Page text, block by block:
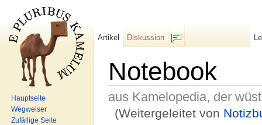
Notebook
aus Kamelopedia, der
(Weitergeleitet von
Artikel
Diskussion
Hauptseite
Wegweiser
Zufällige Seite